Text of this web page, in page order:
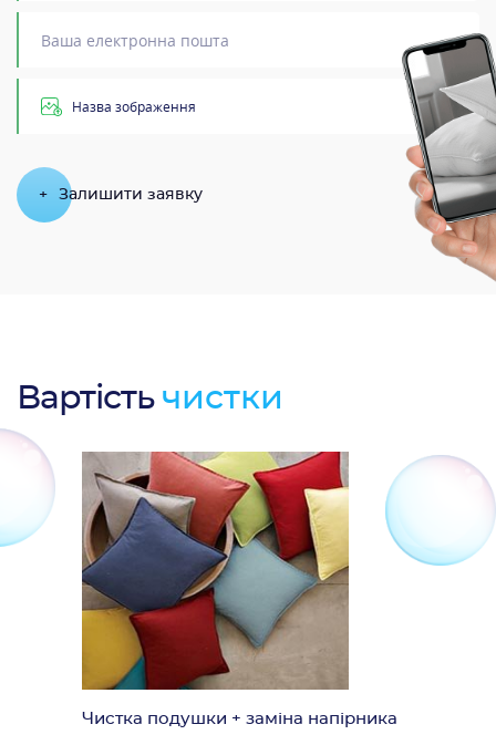
Назва зображення
+ Залишити заявку
Вартість чистки
Чистка подушки + заміна напірника